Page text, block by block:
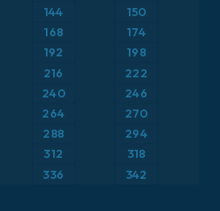
144 150
168 174
192
198
216
222
240
246
264 270
288 294
312
318
336
342